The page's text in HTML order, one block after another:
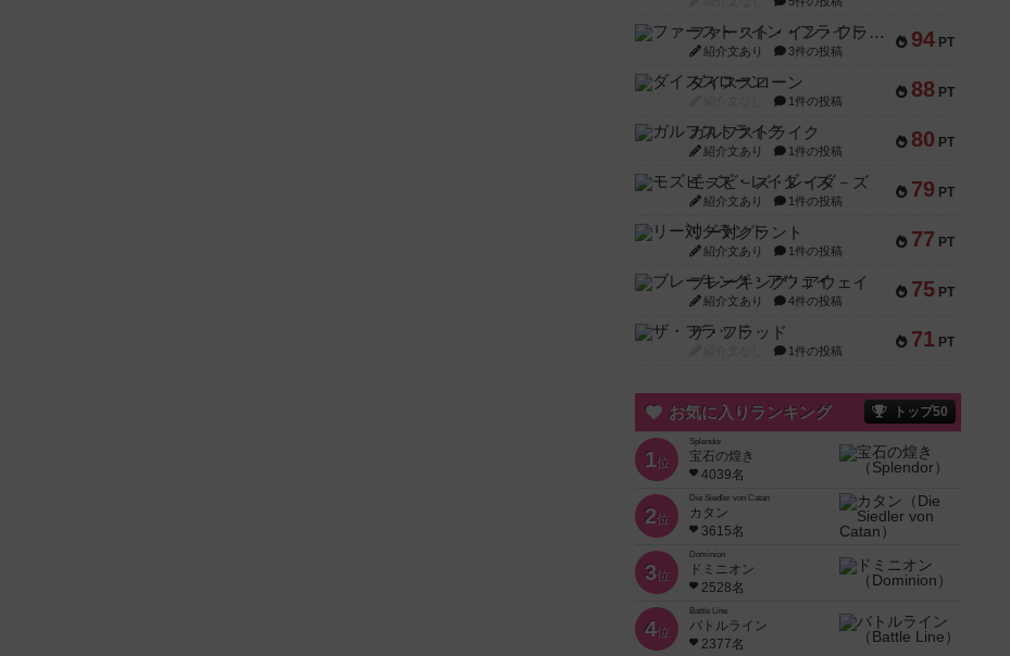
94 PT
ファースト・イン・フライト
紹介文あり 3件の投稿
88 PT
ダイススローン
1件の投稿
80 PT
ガルフストライク
紹介文あり 1件の投稿
79 PT
モズビ－ズ・レイダ－ズ
紹介文あり 1件の投稿
77 PT
リー対グラント
紹介文あり 1件の投稿
75 PT
ブレーキング・アウェイ
紹介文あり 4件の投稿
71 PT
ザ・フラッド
1件の投稿
お気に入りランキング トップ50
1位
Splendor
宝石の煌き
4039名
2位
Die Siedler von Catan
カタン
3615名
3位
Dominion
ドミニオン
2528名
4位
Battle Line
バトルライン
2377名